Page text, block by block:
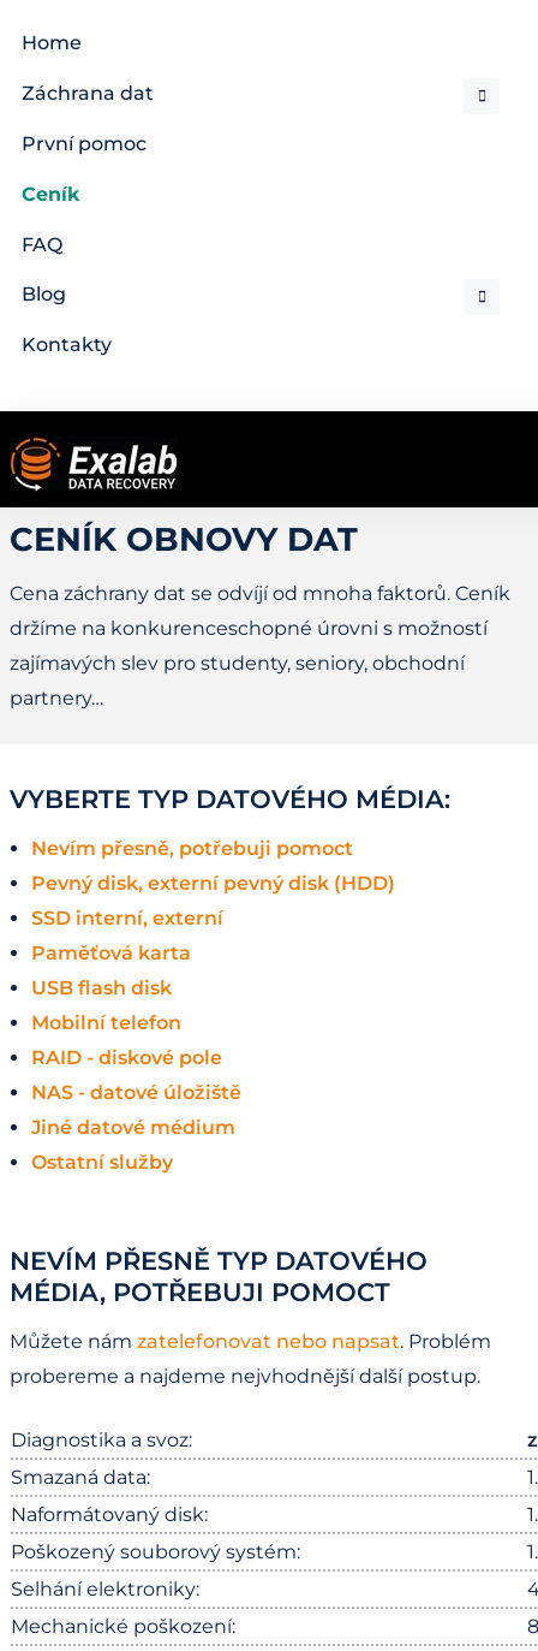
Home
Záchrana dat
První pomoc
Ceník
FAQ
Blog
Kontakty
CENÍK OBNOVY DAT
Cena záchrany dat se odvíjí od mnoha faktorů. Ceník
držíme na konkurenceschopné úrovni s možností
zajímavých slev pro studenty, seniory, obchodní
partnery…
VYBERTE TYP DATOVÉHO MÉDIA:
Nevím přesně, potřebuji pomoct
Pevný disk, externí pevný disk (HDD)
SSD interní, externí
Paměťová karta
USB flash disk
Mobilní telefon
RAID - diskové pole
NAS - datové úložiště
Jiné datové médium
Ostatní služby
NEVÍM PŘESNĚ TYP DATOVÉHO
MÉDIA, POTŘEBUJI POMOCT
Můžete nám zatelefonovat nebo napsat. Problém
probereme a najdeme nejvhodnější další postup.
Diagnostika a svoz:
Smazaná data:
Naformátovaný disk:
Poškozený souborový systém:
Selhání elektroniky:
Mechanické poškození: